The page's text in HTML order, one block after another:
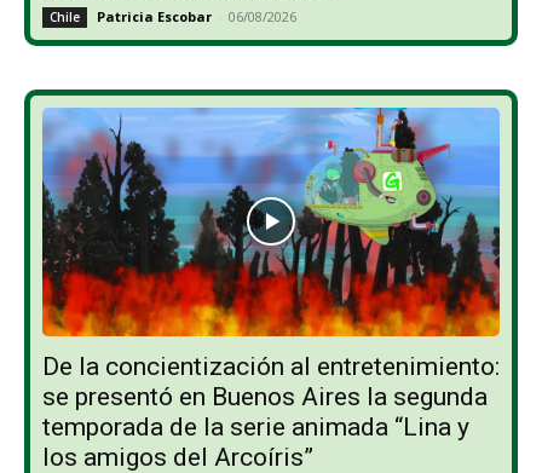
Chile Patricia Escobar - 06/08/2026
De la concientización al entretenimiento:
se presentó en Buenos Aires la segunda
temporada de la serie animada “Lina y
los amigos del Arcoíris”